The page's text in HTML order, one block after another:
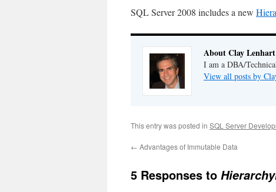
SQL Server 2008 includes a new
About Clay Lenhart
I am a DBA/
View all posts by
This entry was posted in SQL Server
← Advantages of Immutable Data
5 Responses to